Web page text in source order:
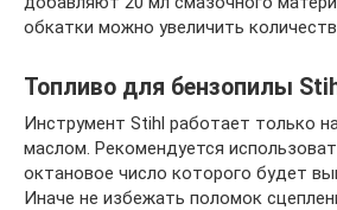
обкатки можно увеличить
Топливо для бензопилы
Инструмент Stihl работает только
маслом. Рекомендуется
октановое число которого будет
Иначе не избежать поломок